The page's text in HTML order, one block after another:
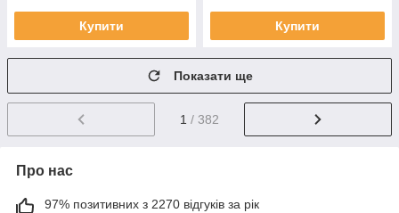
Купити Купити
Показати ще
1 / 382
Про нас
97% позитивних з 2270 відгуків за рік